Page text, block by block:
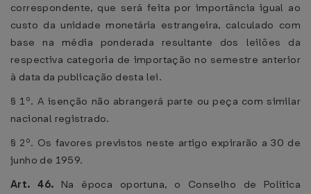
correspondente, que será feita por importância igual ao
custo da unidade monetária estrangeira, calculado com
base na média ponderada resultante dos leilões da
respectiva categoria de importação no semestre anterior
à data da publicação desta lei.
§ 1º. A isenção não abrangerá parte ou peça com similar
nacional registrado.
§ 2º. Os favores previstos neste artigo expirarão a 30 de
junho de 1959.
Art. 46. Na época oportuna, o Conselho de Política